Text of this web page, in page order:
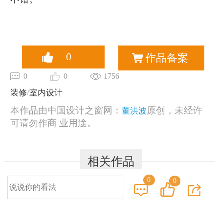
0 作品备案
0 0
1756
装修/室内设计
本作品由中国设计之窗网： 董洪波原创，未经许
可请勿作商 业用途。
相关作品
0 0